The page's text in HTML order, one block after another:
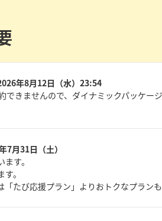
年8月12日（水）23:54
できませんので、ダイナミックパッケー
7月31日（土）
す。
。
たび応援プラン」よりおトクなプランも